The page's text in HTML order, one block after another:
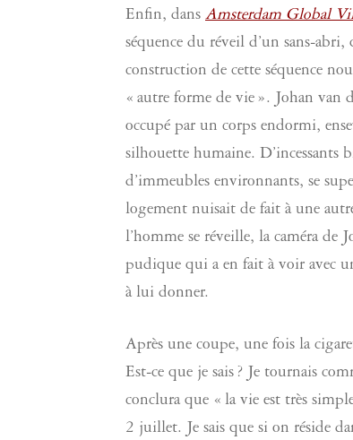
Enfin, dansAmsterdam Global
séquence du réveil d’un sans-
construction de cette séquence
« autre forme de vie ». Johan van
occupé par un corps endormi,
silhouette humaine. D’incessants
d’immeubles environnants, se
logement nuisait de fait à une
l’homme se réveille, la caméra de
pudique qui a en fait à voir avec
à lui donner.
Après une coupe, une fois la
Est-ce que je sais ? Je tournais
conclura que « la vie est très
2 juillet. Je sais que si on réside